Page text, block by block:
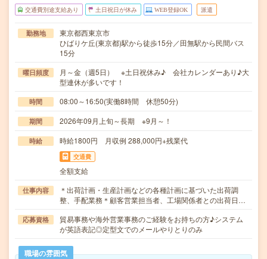
交通費別途支給あり 土日祝日が休み WEB登録OK 派遣
勤務地
東京都西東京市
ひばりケ丘(東京都)駅から徒歩15分／田無駅から民間バス
15分
曜日頻度
月～金（週5日） ※土日祝休み♪ 会社カレンダーあり♪大
型連休が多いです！
時間 08:00～16:50(実働8時間 休憩50分)
期間 2026年09月上旬～長期 ※9月～！
時給 時給1800円 月収例 288,000円+残業代
交通費
全額支給
仕事内容
＊出荷計画・生産計画などの各種計画に基づいた出荷調
整、手配業務＊顧客営業担当者、工場関係者との出荷日…
応募資格
貿易事務や海外営業事務のご経験をお持ちの方♪システム
が英語表記◎定型文でのメールやりとりのみ
職場の雰囲気